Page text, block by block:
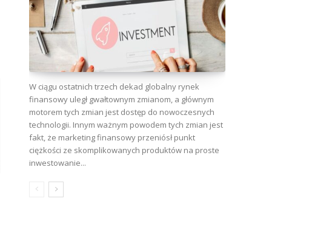
W ciągu ostatnich trzech dekad globalny rynek
finansowy uległ gwałtownym zmianom, a głównym
motorem tych zmian jest dostęp do nowoczesnych
technologii. Innym ważnym powodem tych zmian jest
fakt, że marketing finansowy przeniósł punkt
ciężkości ze skomplikowanych produktów na proste
inwestowanie...